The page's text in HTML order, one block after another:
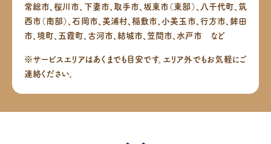
常総市、桜川市、下妻市、取手市、坂東市（東部）、八千代町、筑
西市（南部）、石岡市、美浦村、稲敷市、小美玉市、行方市、鉾田
市、境町、五霞町、古河市、結城市、笠間市、水戸市 など
※サービスエリアはあくまでも目安です。エリア外でもお気軽にご
連絡ください。